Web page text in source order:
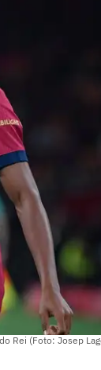
Rei (Foto: Josep